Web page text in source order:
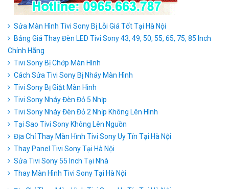
Sửa Màn Hình Tivi Sony Bị Lỗi Giá Tốt Tại Hà Nội
Bảng Giá Thay Đèn LED Tivi Sony 43, 49, 50, 55, 65, 75, 85 Inch
Chính Hãng
Tivi Sony Bị Chớp Màn Hình
Cách Sửa Tivi Sony Bị Nháy Màn Hình
Tivi Sony Bị Giật Màn Hình
Tivi Sony Nháy Đèn Đỏ 5 Nhịp
Tivi Sony Nháy Đèn Đỏ 2 Nhịp Không Lên Hình
Tại Sao Tivi Sony Không Lên Nguồn
Địa Chỉ Thay Màn Hình Tivi Sony Uy Tín Tại Hà Nội
Thay Panel Tivi Sony Tại Hà Nội
Sửa Tivi Sony 55 Inch Tại Nhà
Thay Màn Hình Tivi Sony Tại Hà Nội